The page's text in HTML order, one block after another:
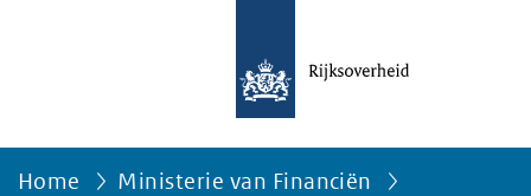
Home
Ministerie van Financiën